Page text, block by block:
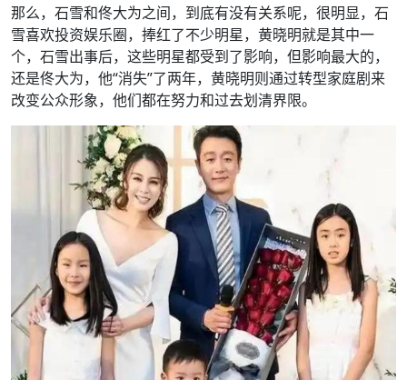
那么，石雪和佟大为之间，到底有没有关系呢，很明显，石
雪喜欢投资娱乐圈，捧红了不少明星，黄晓明就是其中一
个，石雪出事后，这些明星都受到了影响，但影响最大的，
还是佟大为，他“消失”了两年，黄晓明则通过转型家庭剧来
改变公众形象，他们都在努力和过去划清界限。